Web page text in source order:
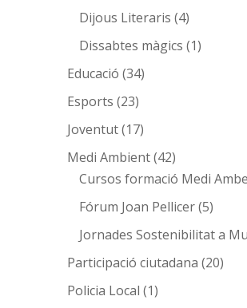
Dijous Literaris (4)
Dissabtes màgics (1)
Educació (34)
Esports (23)
Joventut(17)
Medi Ambient(42)
Cursos formació Medi
Fórum Joan Pellicer(5)
Jornades Sostenibilitat a
Participació ciutadana (20)
Policia Local (1)